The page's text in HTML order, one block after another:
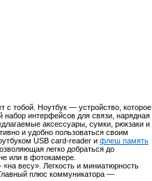
тобой. Ноутбук — устройство, которое
интерфейсов для связи, нарядная
аксессуары, сумки, рюкзаки и
и удобно пользоваться своим
USB card-reader и флеш память
легко добраться до
или в фотокамере.
весу». Легкость и миниатюрность
плюс коммуникатора —